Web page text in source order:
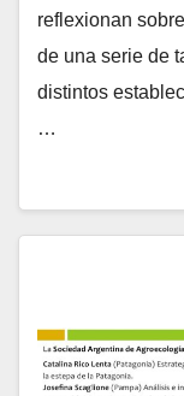
reflexionan
de una serie de
distintos
…